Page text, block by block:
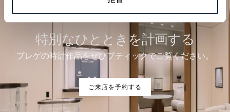
特別なひとときを計画する
ブレゲの時計作品をぜひブティックでご覧ください。
ご来店を予約する